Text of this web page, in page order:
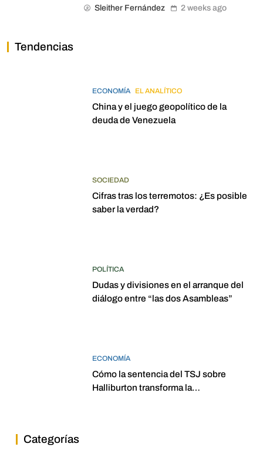
Sleither Fernández 2 weeks ago
Tendencias
ECONOMÍA EL ANALÍTICO
China y el juego geopolítico de la
deuda de Venezuela
SOCIEDAD
Cifras tras los terremotos: ¿Es posible
saber la verdad?
POLÍTICA
Dudas y divisiones en el arranque del
diálogo entre “las dos Asambleas”
ECONOMÍA
Cómo la sentencia del TSJ sobre
Halliburton transforma la
Categorías